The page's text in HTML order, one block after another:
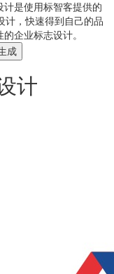
是使用标智客提供的
计，快速得到自己的品
企业标志设计。
成
计